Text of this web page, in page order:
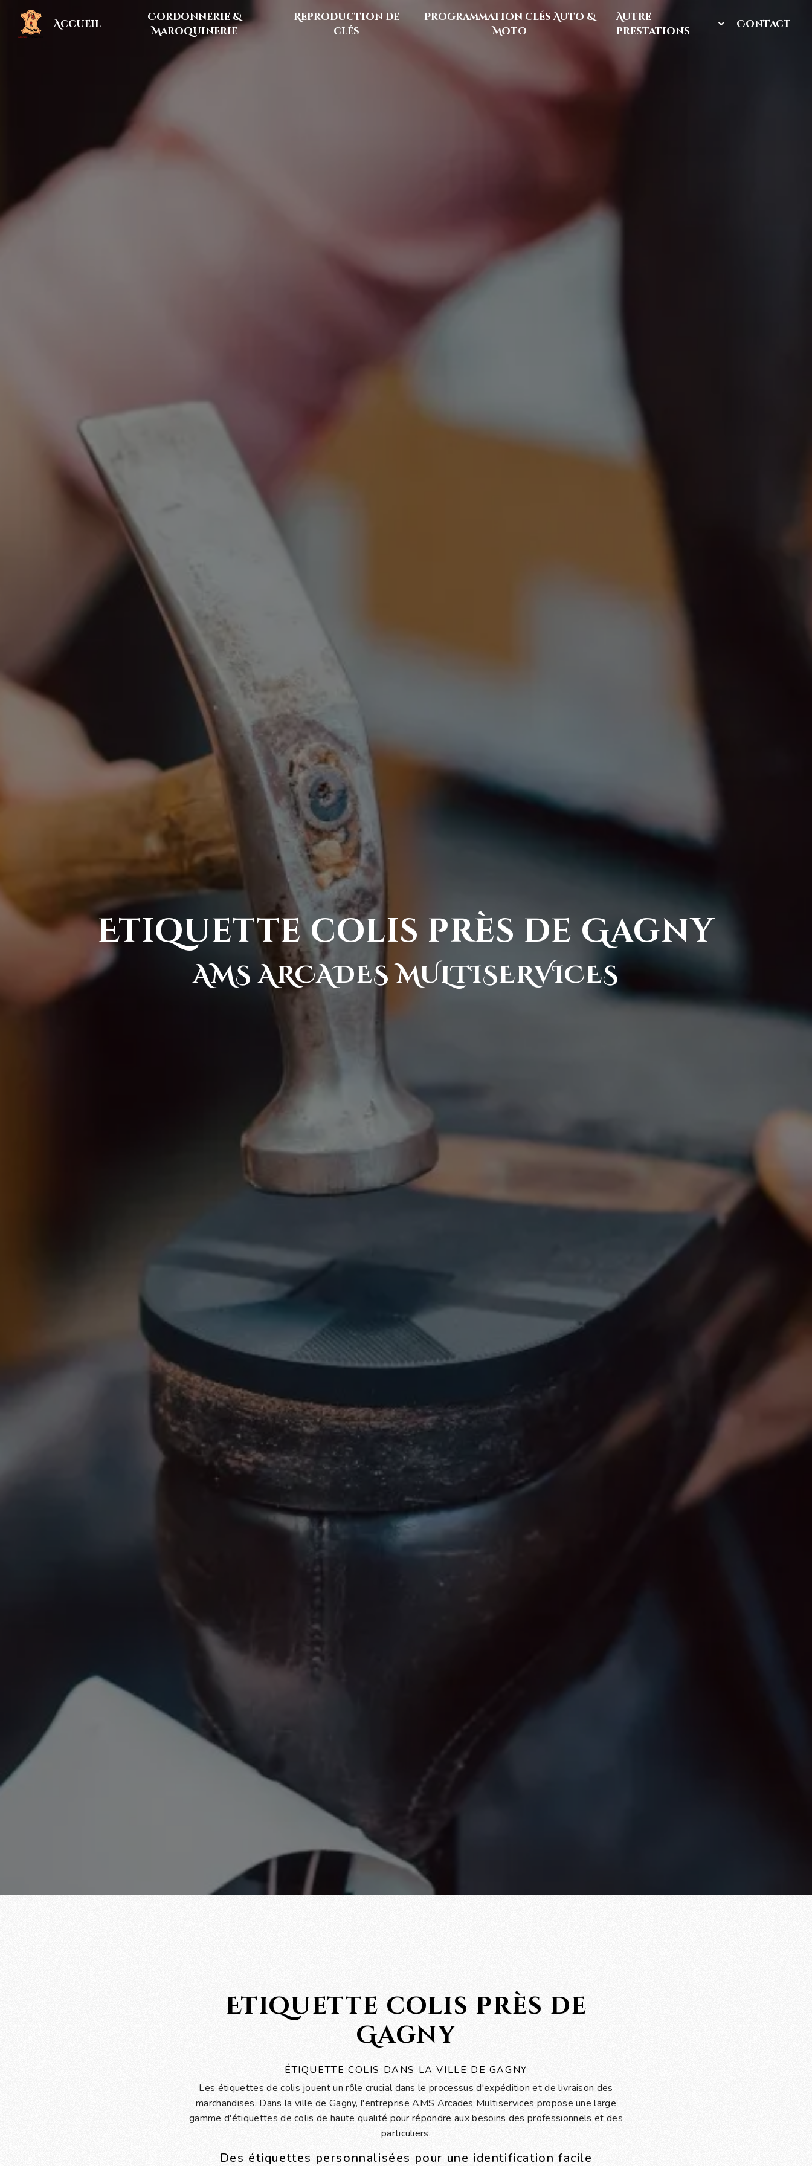
Accueil
Cordonnerie &
Maroquinerie
Reproduction de
clés
Programmation clés Auto &
Moto
Autre
prestations
Contact
Etiquette colis près de Gagny
AMS ARCADES MULTISERVICES
Etiquette colis près de
Gagny
ÉTIQUETTE COLIS DANS LA VILLE DE GAGNY
Les étiquettes de colis jouent un rôle crucial dans le processus d'expédition et de livraison des
marchandises. Dans la ville de Gagny, l'entreprise AMS Arcades Multiservices propose une large
gamme d'étiquettes de colis de haute qualité pour répondre aux besoins des professionnels et des
particuliers.
Des étiquettes personnalisées pour une identification facile